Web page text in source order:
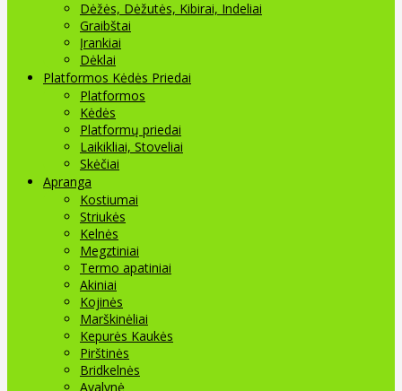
Dėžės, Dėžutės, Kibirai, Indeliai
Graibštai
Įrankiai
Dėklai
Platformos Kėdės Priedai
Platformos
Kėdės
Platformų priedai
Laikikliai, Stoveliai
Skėčiai
Apranga
Kostiumai
Striukės
Kelnės
Megztiniai
Termo apatiniai
Akiniai
Kojinės
Marškinėliai
Kepurės Kaukės
Pirštinės
Bridkelnės
Avalynė